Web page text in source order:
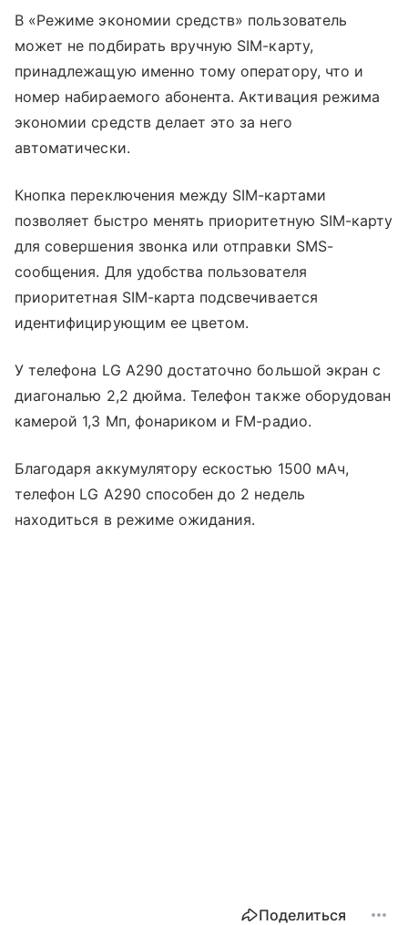
В «Режиме экономии средств» пользователь
может не подбирать вручную SIM-карту,
принадлежащую именно тому оператору, что и
номер набираемого абонента. Активация режима
экономии средств делает это за него
автоматически.
Кнопка переключения между SIM-картами
позволяет быстро менять приоритетную SIM-карту
для совершения звонка или отправки SMS-
сообщения. Для удобства пользователя
приоритетная SIM-карта подсвечивается
идентифицирующим ее цветом.
У телефона LG A290 достаточно большой экран с
диагональю 2,2 дюйма. Телефон также оборудован
камерой 1,3 Мп, фонариком и FM-радио.
Благодаря аккумулятору ескостью 1500 мАч,
телефон LG A290 способен до 2 недель
находиться в режиме ожидания.
Поделиться